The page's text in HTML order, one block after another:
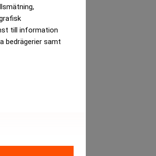
till information
bedrägerier samt